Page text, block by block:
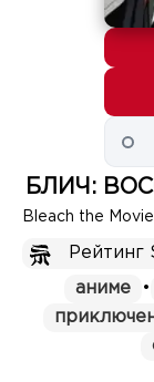
БЛИЧ:
Bleach the
Рейтинг
аниме •